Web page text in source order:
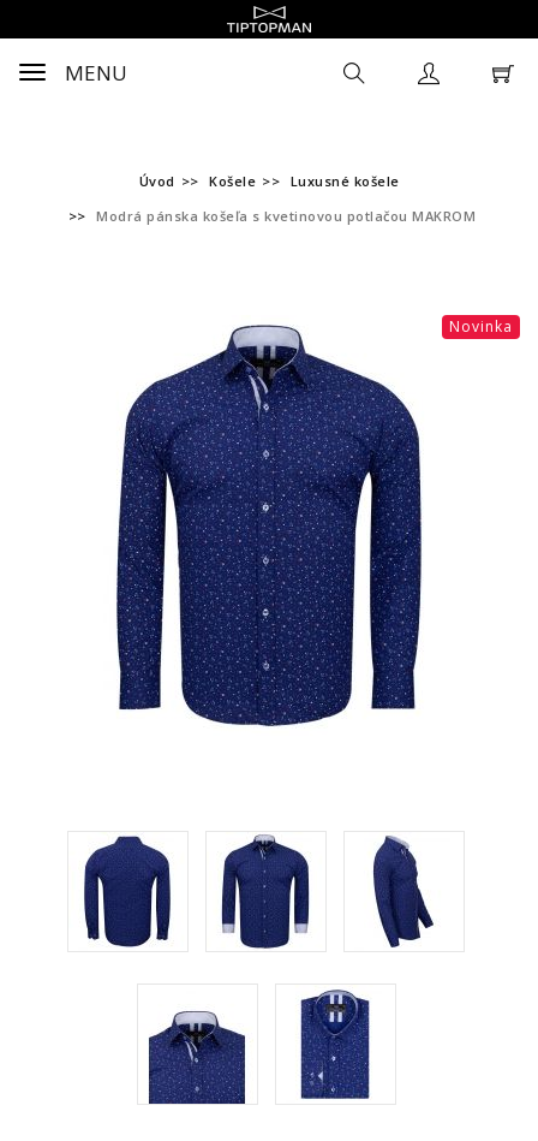
MENU
Úvod Košele
Luxusné košele
Modrá pánska košeľa s kvetinovou potlačou MAKROM
Novinka